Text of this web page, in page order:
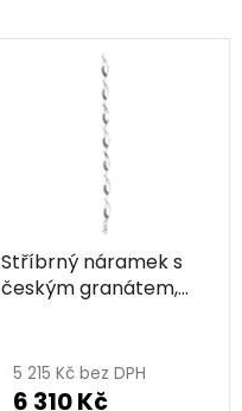
Stříbrný náramek s
českým granátem,
5 215 Kč bez DPH
6 310 Kč